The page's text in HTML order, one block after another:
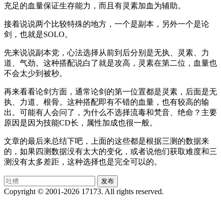
充足的血量保证生存能力，而且有灵素加血为辅助。
接着说说两个比较特殊的地方，一个是副本，另外一个是论
剑，也就是SOLO。
先来说说副本党，心法选择从前到后分别是无执、灵素、力
道、气劲。这种搭配说白了就是攻高，灵素在第二位，血量也
不会太少到被秒。
再来看看论剑方面，通常论剑的第一位置都是灵素，后面是无
执、力道、根骨。这种搭配即有不错的血量，也有较高的输
出。可能有人会问了，为什么不选择流毒和梵音、绝命？主要
原因是因为技能CD长，属性加成也很一般。
文章的最后来总结下吧，上面的这些都是根据三测的数据来
的，如果四测数据没有太大的变化，或者说他们获取难度和三
测没有太多差距，这种选择也是完全可以的。
Copyright © 2001-2026 17173. All rights reserved.